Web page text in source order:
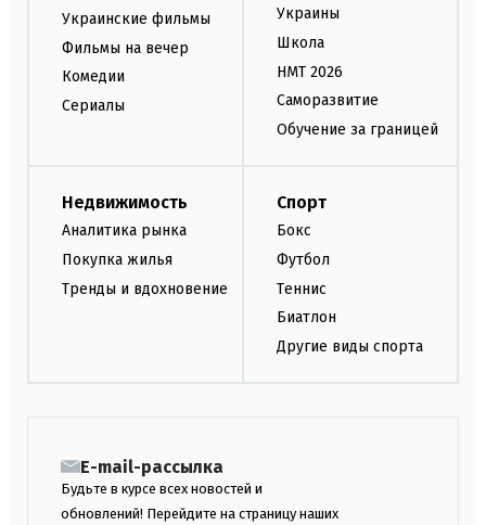
Украинские фильмы
Фильмы на вечер
Комедии
Сериалы
Украины
Школа
НМТ 2026
Саморазвитие
Обучение за границей
Недвижимость
Аналитика рынка
Покупка жилья
Тренды и вдохновение
Спорт
Бокс
Футбол
Теннис
Биатлон
Другие виды спорта
E-mail-рассылка
Будьте в курсе всех новостей и
обновлений! Перейдите на страницу наших